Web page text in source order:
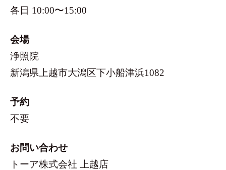
各日 10:00〜15:00
会場
浄照院
新潟県上越市大潟区下小船津浜1082
予約
不要
お問い合わせ
トーア株式会社 上越店